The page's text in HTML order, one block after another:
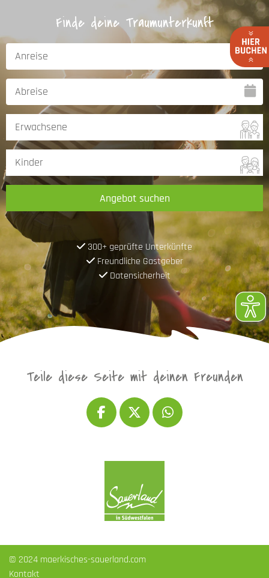
Finde deine Traumunterkunft
Angebot suchen
300+ geprüfte Unterkünfte
Freundliche Gastgeber
Datensicherheit
Teile diese Seite mit deinen Freunden
© 2024 maerkisches-sauerland.com
Kontakt